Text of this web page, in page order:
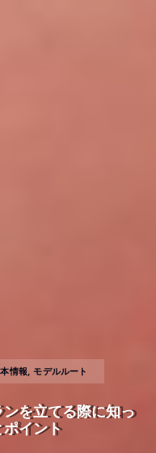
情報,モデルルート
ンを立てる際に知っ
ポイント